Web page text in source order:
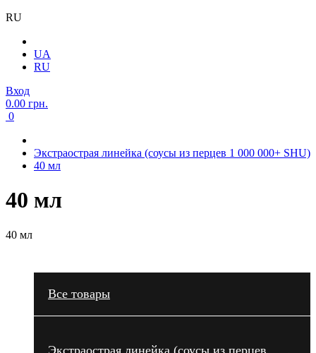
RU
UA
RU
Вход
0.00 грн.
0
Экстраострая линейка (соусы из перцев 1 000 000+ SHU)
40 мл
40 мл
40 мл
Все товары
Экстраострая линейка (соусы из перцев